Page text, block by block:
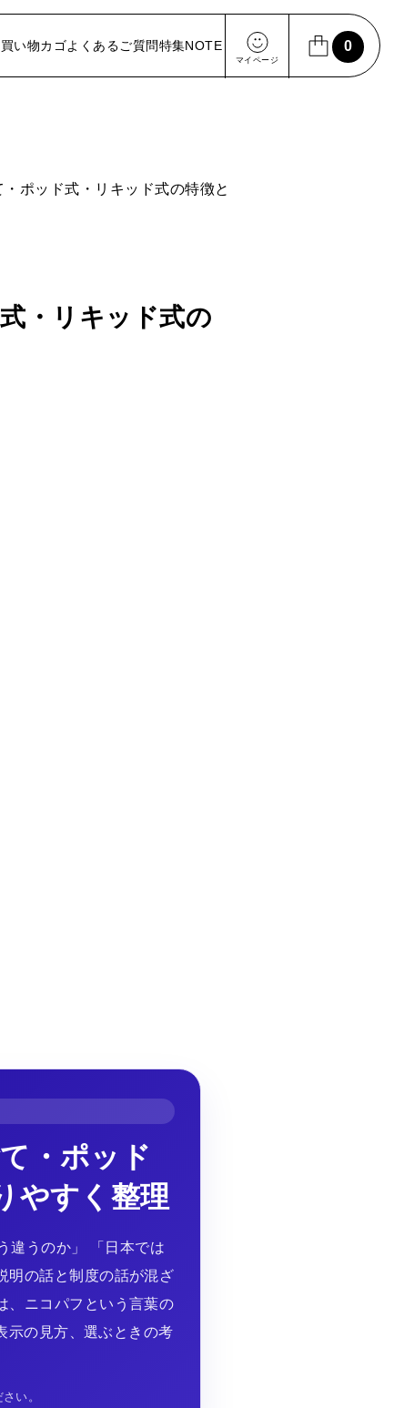
買い物カゴよくあるご質問特集NOTE
マイページ
0
ポッド式・リキッド式の特徴と
・リキッド式の
・ポッド
やすく整理
違うのか」 「日本では
明の話と制度の話が混ざ
、ニコパフという言葉の
示の見方、選ぶときの考
い。